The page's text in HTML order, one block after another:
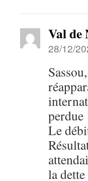
Val de
28/12/
perdue
Le
la